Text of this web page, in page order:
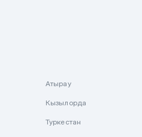
Атырау
Кызылорда
Туркестан